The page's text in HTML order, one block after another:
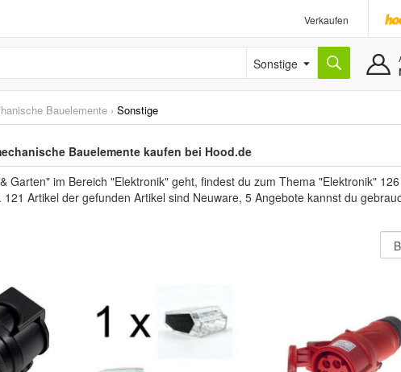
Verkaufen
Sonstige
Bauelemente › Sonstige
Bauelemente kaufen bei Hood.de
Garten" im Bereich "Elektronik" geht, findest du zum Thema "Elektronik"
Artikel der gefunden Artikel sind Neuware, 5 Angebote kannst du